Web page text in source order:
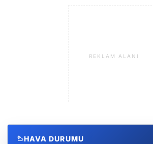
REKLAM ALANI
HAVA DURUMU